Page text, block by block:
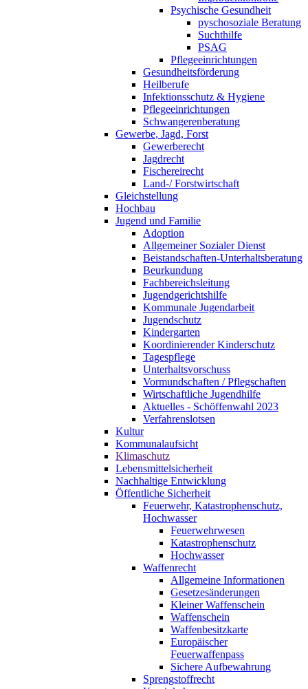
Psychische Gesundheit
pyschosoziale Beratung
Suchthilfe
PSAG
Pflegeeinrichtungen
Gesundheitsförderung
Heilberufe
Infektionsschutz & Hygiene
Pflegeeinrichtungen
Schwangerenberatung
Gewerbe, Jagd, Forst
Gewerberecht
Jagdrecht
Fischereirecht
Land-/ Forstwirtschaft
Gleichstellung
Hochbau
Jugend und Familie
Adoption
Allgemeiner Sozialer Dienst
Beistandschaften-Unterhaltsberatung
Beurkundung
Fachbereichsleitung
Jugendgerichtshilfe
Kommunale Jugendarbeit
Jugendschutz
Kindergarten
Koordinierender Kinderschutz
Tagespflege
Unterhaltsvorschuss
Vormundschaften / Pflegschaften
Wirtschaftliche Jugendhilfe
Aktuelles - Schöffenwahl 2023
Verfahrenslotsen
Kultur
Kommunalaufsicht
Klimaschutz
Lebensmittelsicherheit
Nachhaltige Entwicklung
Öffentliche Sicherheit
Feuerwehr, Katastrophenschutz,
Hochwasser
Feuerwehrwesen
Katastrophenschutz
Hochwasser
Waffenrecht
Allgemeine Informationen
Gesetzesänderungen
Kleiner Waffenschein
Waffenschein
Waffenbesitzkarte
Europäischer
Feuerwaffenpass
Sichere Aufbewahrung
Sprengstoffrecht